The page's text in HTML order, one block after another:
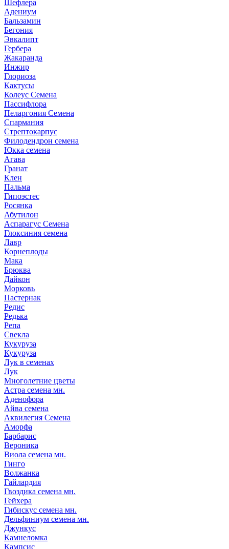
Шефлера
Адениум
Бальзамин
Бегония
Эвкалипт
Гербера
Жакаранда
Инжир
Глориоза
Кактусы
Колеус Семена
Пассифлора
Пеларгония Семена
Спармания
Стрептокарпус
Филодендрон семена
Юкка семена
Агава
Гранат
Клен
Пальма
Гипоэстес
Росянка
Абутилон
Аспарагус Семена
Глоксиния семена
Лавр
Корнеплоды
Мака
Брюква
Дайкон
Морковь
Пастернак
Редис
Редька
Репа
Свекла
Кукуруза
Кукуруза
Лук в семенах
Лук
Многолетние цветы
Астра семена мн.
Аденофора
Айва семена
Аквилегия Семена
Аморфа
Барбарис
Вероника
Виола семена мн.
Гинго
Волжанка
Гайлардия
Гвоздика семена мн.
Гейхера
Гибискус семена мн.
Дельфиниум семена мн.
Джункус
Камнеломка
Кампсис